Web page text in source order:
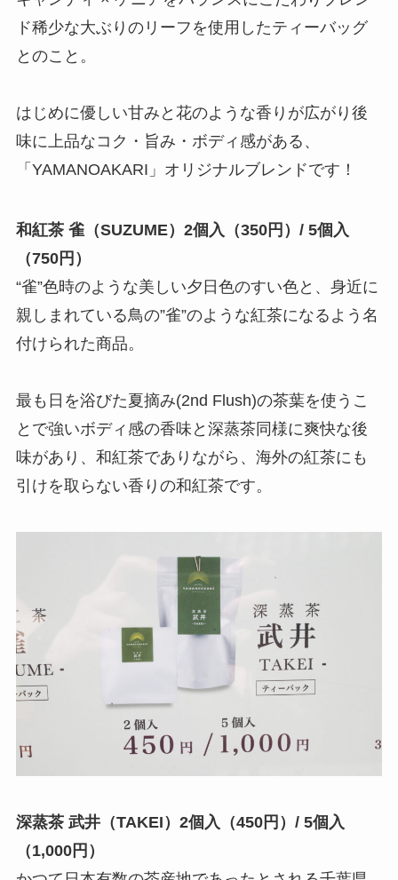
ド稀少な大ぶりのリーフを使用したティーバッグ
とのこと。
はじめに優しい甘みと花のような香りが広がり後
味に上品なコク・旨み・ボディ感がある、
「YAMANOAKARI」オリジナルブレンドです！
和紅茶 雀（SUZUME）2個入（350円）/ 5個入
（750円）
“雀”色時のような美しい夕日色のすい色と、身近に
親しまれている鳥の”雀”のような紅茶になるよう名
付けられた商品。
最も日を浴びた夏摘み(2nd Flush)の茶葉を使うこ
とで強いボディ感の香味と深蒸茶同様に爽快な後
味があり、和紅茶でありながら、海外の紅茶にも
引けを取らない香りの和紅茶です。
深蒸茶 武井（TAKEI）2個入（450円）/ 5個入
（1,000円）